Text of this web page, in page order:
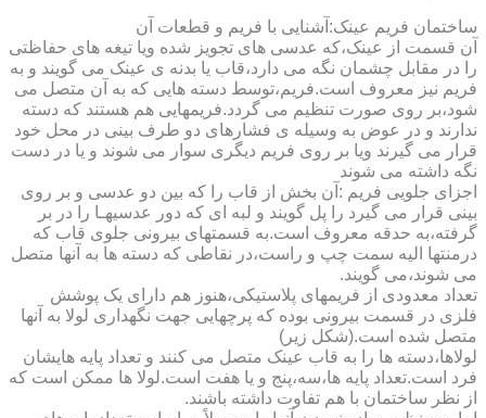
ساختمان فریم عینک:آشنایی با فریم و قطعات آن
آن قسمت از عینک،که عدسی های تجویز شده ویا تیغه های حفاظتی
را در مقابل چشمان نگه می دارد،قاب یا بدنه ی عینک می گویند و به
فریم نیز معروف است.فریم،توسط دسته هایی که به آن متصل می
شود،بر روی صورت تنظیم می گردد.فریمهایی هم هستند که دسته
ندارند و در عوض به وسیله ی فشارهای دو طرف بینی در محل خود
قرار می گیرند ویا بر روی فریم دیگری سوار می شوند و یا در دست
نگه داشته می شوند
اجزای جلویی فریم :آن بخش از قاب را که بین دو عدسی و بر روی
بینی قرار می گیرد را پل گویند و لبه ای که دور عدسیهـا را در بر
گرفته،به حدقه معروف است.به قسمتهای بیرونی جلوی قاب که
درمنتها الیه سمت چپ و راست،در نقاطی که دسته ها به آنها متصل
می شوند،می گویند.
تعداد معدودی از فریمهای پلاستیکی،هنوز هم دارای یک پوشش
فلزی در قسمت بیرونی بوده که پرچهایی جهت نگهداری لولا به آنها
متصل شده است.(شکل زیر)
لولاها،دسته ها را به قاب عینک متصل می کنند و تعداد پایه هایشان
فرد است.تعداد پایه ها،سه،پنج و یا هفت است.لولا ها ممکن است که
از نظر ساختمان با هم تفاوت داشته باشند.